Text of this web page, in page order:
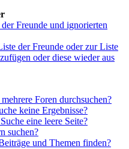
Freunde und ignorierten
der Freunde oder zur Liste
oder diese wieder aus
Foren durchsuchen?
keine Ergebnisse?
eine leere Seite?
suchen?
und Themen finden?